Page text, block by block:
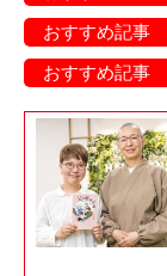
おすすめ記事
おすすめ記事